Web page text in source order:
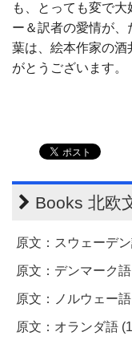
も、とっても変で
ー＆訳者の愛情が
葉は、絵本作家の酒
がとうございます。
Books 北欧
原文：スウェーデ
原文：デンマーク
原文：ノルウェー
原文：オランダ語